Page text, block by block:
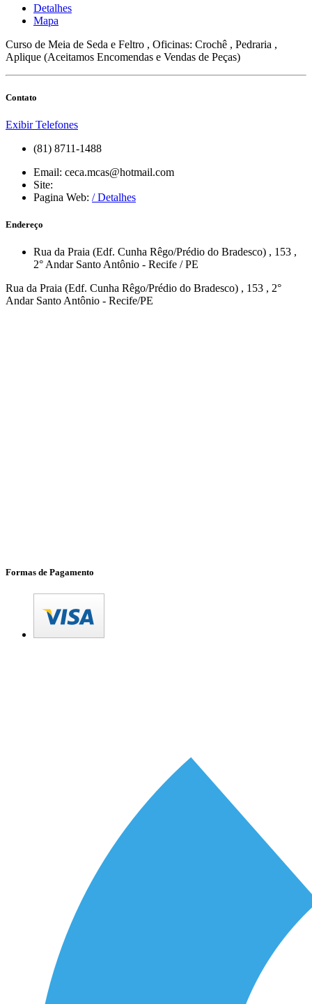
Detalhes
Mapa
Curso de Meia de Seda e Feltro , Oficinas: Crochê , Pedraria ,
Aplique (Aceitamos Encomendas e Vendas de Peças)
Contato
Exibir Telefones
(81) 8711-1488
Email: ceca.mcas@hotmail.com
Site:
Pagina Web: / Detalhes
Endereço
Rua da Praia (Edf. Cunha Rêgo/Prédio do Bradesco) , 153 ,
2° Andar Santo Antônio - Recife /PE
Rua da Praia (Edf. Cunha Rêgo/Prédio do Bradesco) , 153 , 2°
Andar Santo Antônio - Recife/PE
Formas de Pagamento